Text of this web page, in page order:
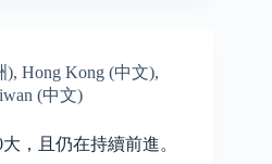
), Hong Kong (中文),
(中文)
，且仍在持續前進。